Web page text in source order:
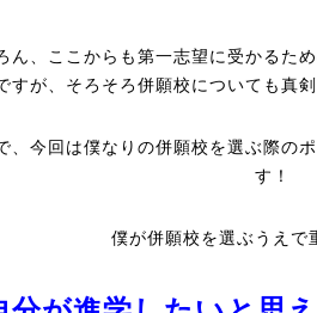
ん、ここからも第一志望に受かるた
すが、そろそろ併願校についても真
、今回は僕なりの併願校を選ぶ際の
す！
僕が併願校を選ぶうえで